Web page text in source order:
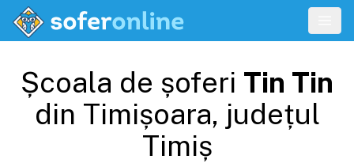
Școala de șoferi Tin Tin
din Timișoara, județul
Timiș